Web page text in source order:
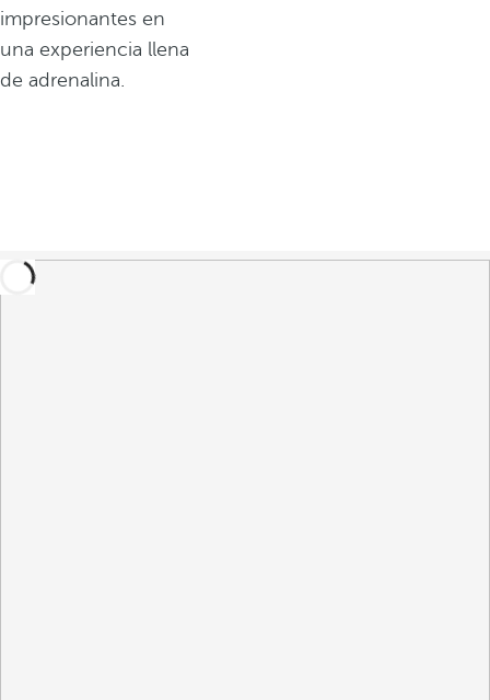
impresionantes en
una experiencia llena
de adrenalina.